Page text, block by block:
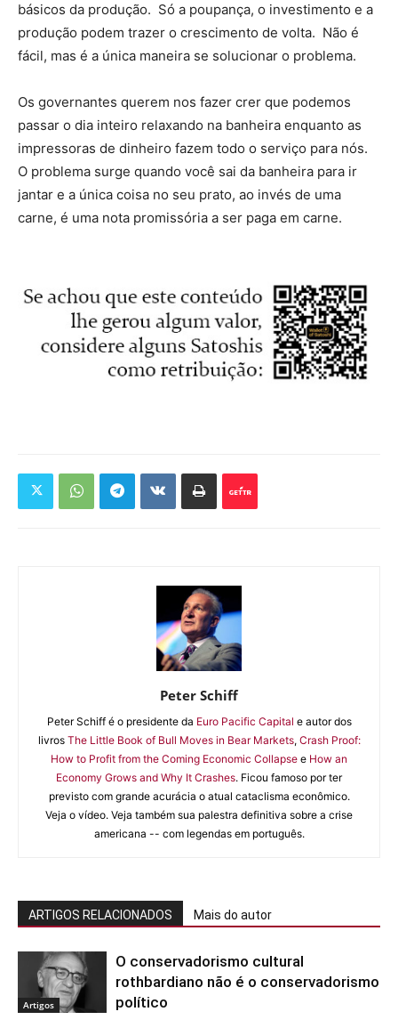
básicos da produção. Só a poupança, o investimento e a
produção podem trazer o crescimento de volta. Não é
fácil, mas é a única maneira se solucionar o problema.
Os governantes querem nos fazer crer que podemos
passar o dia inteiro relaxando na banheira enquanto as
impressoras de dinheiro fazem todo o serviço para nós.
O problema surge quando você sai da banheira para ir
jantar e a única coisa no seu prato, ao invés de uma
carne, é uma nota promissória a ser paga em carne.
Peter Schiff
Peter Schiff é o presidente da Euro Pacific Capital e autor dos
livros The Little Book of Bull Moves in Bear Markets, Crash Proof:
How to Profit from the Coming Economic Collapse e How an
Economy Grows and Why It Crashes. Ficou famoso por ter
previsto com grande acurácia o atual cataclisma econômico.
Veja o vídeo. Veja também sua palestra definitiva sobre a crise
americana -- com legendas em português.
ARTIGOS RELACIONADOS Mais do autor
Artigos
O conservadorismo cultural
rothbardiano não é o conservadorismo
político